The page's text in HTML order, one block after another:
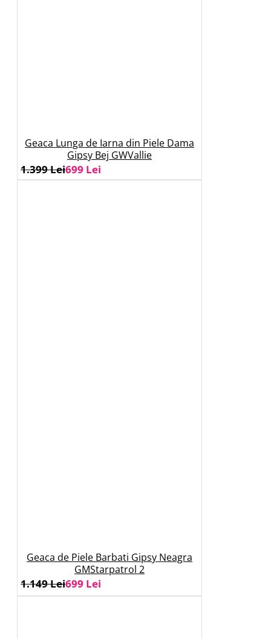
Geaca Lunga de Iarna din Piele Dama
Gipsy Bej GWVallie
699 Lei
1.399 Lei
Geaca de Piele Barbati Gipsy Neagra
GMStarpatrol 2
699 Lei
1.149 Lei